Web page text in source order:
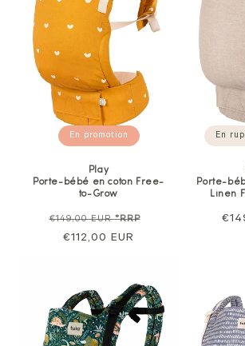
En promotion
Play
Porte-bébé en coton Free-
to-Grow
Prix
normal
€149,00 EUR*RRP
€112,00 EUR
En
Porte-
Linen
Prix